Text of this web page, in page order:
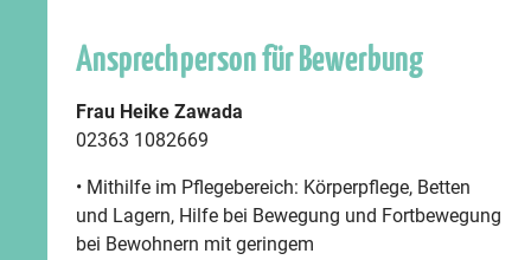
Ansprechperson für Bewerbung
Frau Heike Zawada
02363 1082669
• Mithilfe im Pflegebereich: Körperpflege, Betten
und Lagern, Hilfe bei Bewegung und Fortbewegung
bei Bewohnern mit geringem